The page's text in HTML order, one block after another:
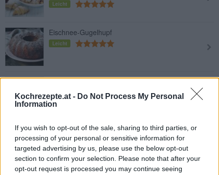
Kochrezepte.at - Do Not Process My Personal
Information
If you wish to opt-out of the sale, sharing to third parties, or
processing of your personal or sensitive information for
targeted advertising by us, please use the below opt-out
section to confirm your selection. Please note that after your
opt-out request is processed you may continue seeing
Leicht
Eischnee-Gugelhupf
Leicht
Birnen-Nuss-Kuchen
Leicht
Zitronen-Gugelhupf
Leicht